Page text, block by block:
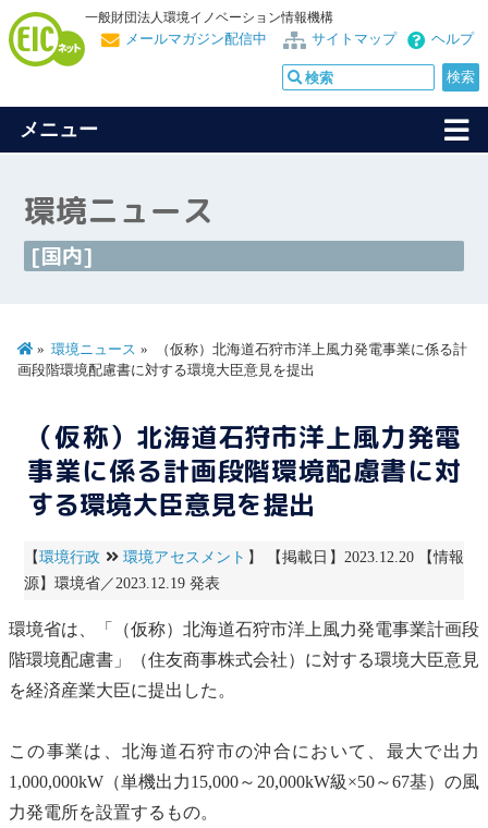
一般財団法人環境イノベーション情報機構
ヘルプ
サイトマップ
メールマガジン配信中
メニュー
環境ニュース
[国内]
環境ニュース
（仮称）北海道石狩市洋上風力発電事業に係る計
画段階環境配慮書に対する環境大臣意見を提出
（仮称）北海道石狩市洋上風力発電
事業に係る計画段階環境配慮書に対
する環境大臣意見を提出
【環境行政 環境アセスメント 】 【掲載日】2023.12.20 【情報
源】環境省／2023.12.19 発表
環境省は、「（仮称）北海道石狩市洋上 風力発電事業計画段
階環境配慮書 」（住友商事株式会社）に対する環境大臣意見
を経済産業大臣に提出した。
この事業は、北海道石狩市の沖合において、最大で出力
1,000,000kW（単機出力15,000～20,000kW級×50～67基）の風
力発電所を設置するもの。